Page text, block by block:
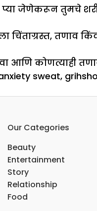
जेणेकरून तुमचे
चिंताग्रस्त,
आणि कोणत्याही
sweat,
Our Categories
Beauty
Entertainment
Story
Relationship
Food